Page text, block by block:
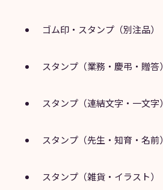
ゴム印・スタンプ（別注品）
スタンプ（業務・慶弔・贈答）
スタンプ（連結文字・一文字）
スタンプ（先生・知育・名前）
スタンプ（雑貨・イラスト）